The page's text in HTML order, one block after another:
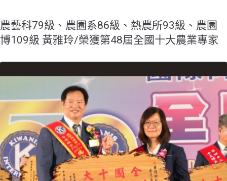
農藝科79級、農園系86級、熱農所93級、農園
博109級 黃雅玲/榮獲第48屆全國十大農業專家